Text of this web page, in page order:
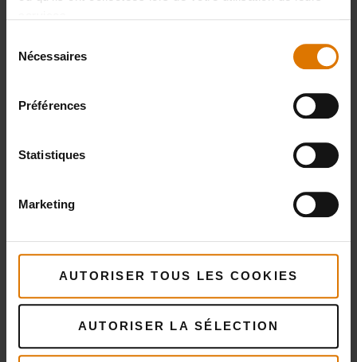
Nécessaires
Préférences
Statistiques
Marketing
AUTORISER TOUS LES COOKIES
AUTORISER LA SÉLECTION
Accessoires
recommandés